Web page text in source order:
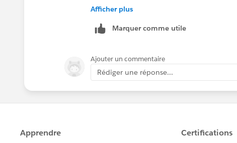
       field1__c/ Field2__c
Afficher plus
Marquer comme utile
Ajouter un commentaire
Rédiger une réponse...